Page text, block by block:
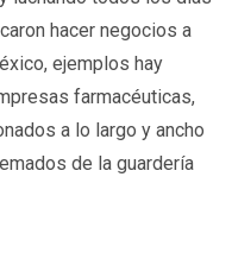
hacer negocios a
ejemplos hay
farmacéuticas,
a lo largo y ancho
de la guardería